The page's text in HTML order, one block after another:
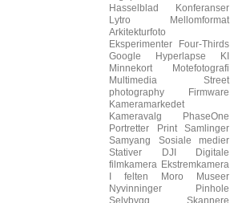
Hasselblad
Konferanser
Lytro
Mellomformat
Arkitekturfoto
Eksperimenter
Four-Thirds
Google
Hyperlapse
KI
Minnekort
Motefotografi
Multimedia
Street
photography
Firmware
Kameramarkedet
Kameravalg
PhaseOne
Portretter
Print
Samlinger
Samyang
Sosiale medier
Stativer
DJI
Digitale
filmkamera Ekstremkamera
I felten
Moro
Museer
Nyvinninger
Pinhole
Selvbygg
Skannere